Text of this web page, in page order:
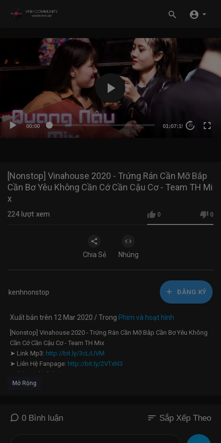
00:00 01:07:15 20
[Nonstop] Vinahouse 2020 - Trứng Rán Cần Mỡ Bắp
Cần Bơ Yêu Không Cần Cớ Cần Cậu Cơ - Team TH Mi
x
0 0
224lượt xem
Chia Sẻ Nhúng
kenhnonstop ĐĂNG KÝ
Xuất bản trên 12 Mar 2020 / Trong Phim và hoạt hình
[Nonstop] Vinahouse 2020 - Trứng Rán Cần Mỡ Bắp Cần Bơ Yêu Không
Cần Cớ Cần Cậu Cơ - Team TH Mix
➤ Link Mp3: http://bit.ly/3cLiUVM
➤ Liên Hệ Fanpage: http://bit.ly/2VTxhl3
➤ Đăng Ký Kênh: http://bit.ly/2oG5zKi
➤ Lyrics : Đang cập nhật....
bay phòng hay nhất, mới nhất và không quảng cáo ! AE nhớ bấm đăng
✪ Nếu có vấn đề về bản quyền liên quan đến VIDEO xin quý vị vui lòng
Mở Rộng
0 Bình luận sort Sắp Xếp Theo